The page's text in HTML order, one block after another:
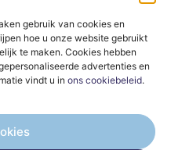
gebruik van cookies en
hoe u onze website gebruikt
te maken. Cookies hebben
advertenties en
vindt u in ons cookiebeleid.